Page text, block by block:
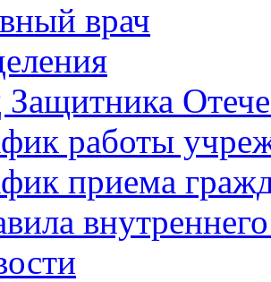
врач
Защитника
работы
приема